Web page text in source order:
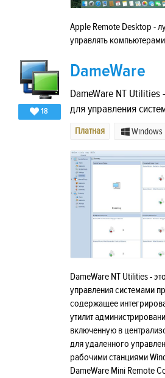
Apple Remote Desktop -
управлять
18
DameWare
DameWare NT Utilities
для управления
Платная Windows
DameWare NT Utilities -
управления системами
содержащее
утилит
включенную в
для удаленного
рабочими станциями
DameWare Mini Remote